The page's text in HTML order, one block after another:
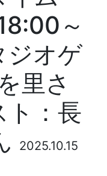
～
オゲ
里さ
ト：長
2025.10.15